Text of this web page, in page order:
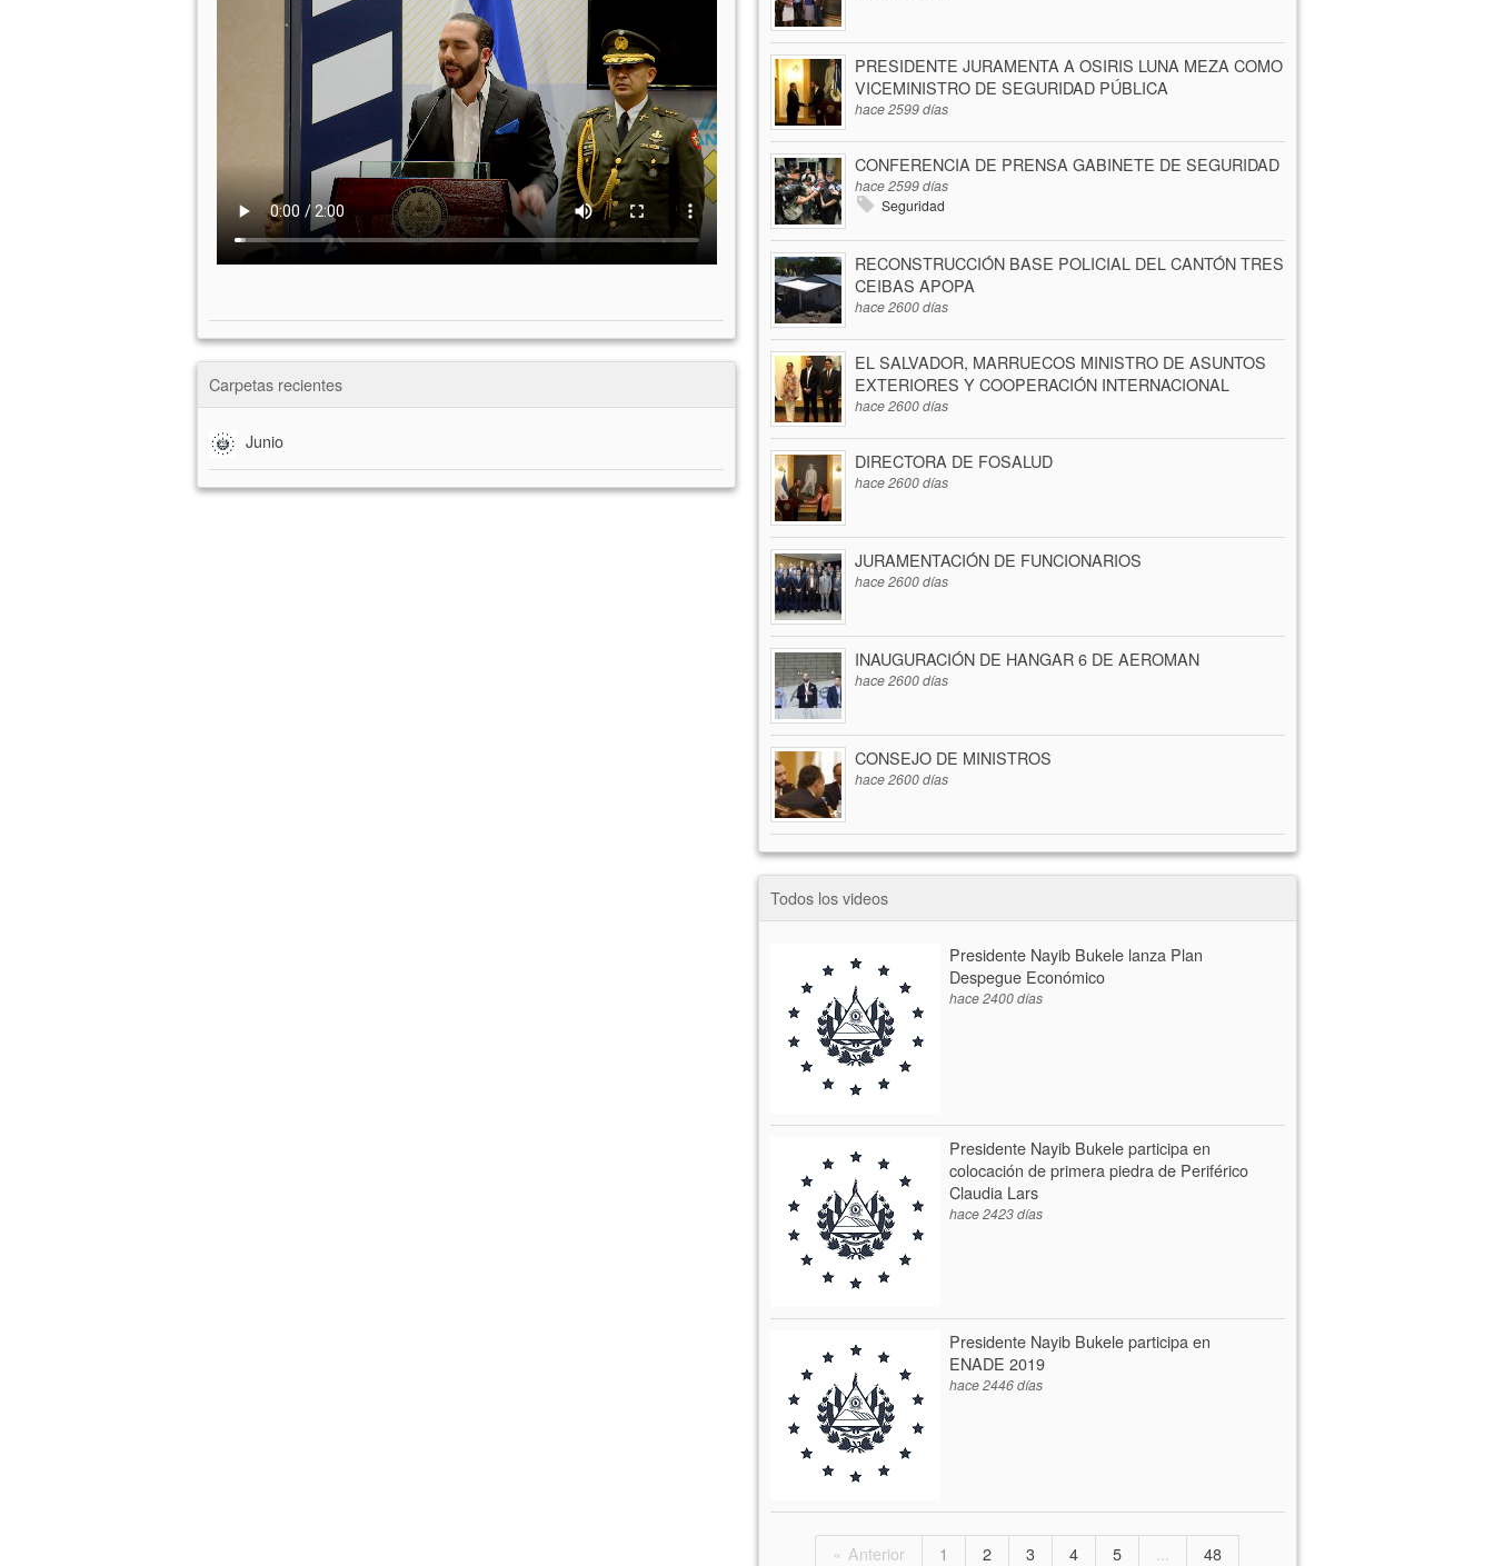
Carpetas recientes
Junio
PRESIDENTE JURAMENTA A OSIRIS LUNA MEZA COMO
VICEMINISTRO DE SEGURIDAD PÚBLICA
hace 2599 días
CONFERENCIA DE PRENSA GABINETE DE SEGURIDAD
hace 2599 días
Seguridad
RECONSTRUCCIÓN BASE POLICIAL DEL CANTÓN TRES
CEIBAS APOPA
hace 2600 días
EL SALVADOR, MARRUECOS MINISTRO DE ASUNTOS
EXTERIORES Y COOPERACIÓN INTERNACIONAL
hace 2600 días
DIRECTORA DE FOSALUD
hace 2600 días
JURAMENTACIÓN DE FUNCIONARIOS
hace 2600 días
INAUGURACIÓN DE HANGAR 6 DE AEROMAN
hace 2600 días
CONSEJO DE MINISTROS
hace 2600 días
Todos los videos
Presidente Nayib Bukele lanza Plan
Despegue Económico
hace 2400 días
Presidente Nayib Bukele participa en
colocación de primera piedra de Periférico
Claudia Lars
hace 2423 días
Presidente Nayib Bukele participa en
ENADE 2019
hace 2446 días
Anterior 1 2 3 4 5 48